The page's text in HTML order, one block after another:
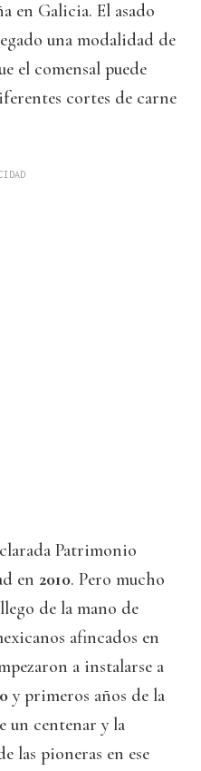
en Galicia. El asado
una modalidad de
el comensal puede
cortes de carne
Patrimonio
en 2010. Pero mucho
de la mano de
afincados en
a instalarse a
y primeros años de la
un centenar y la
las pioneras en ese